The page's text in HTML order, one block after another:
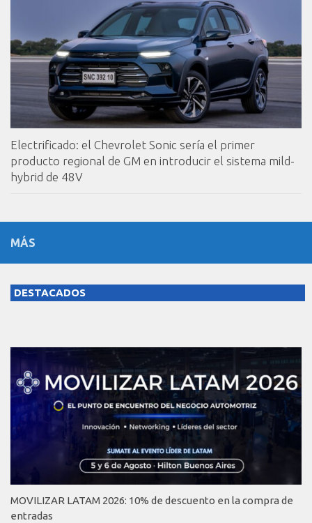
Electrificado: el Chevrolet Sonic sería el primer
producto regional de GM en introducir el sistema mild-
hybrid de 48V
MÁS
DESTACADOS
MOVILIZAR LATAM 2026: 10% de descuento en la compra de
entradas